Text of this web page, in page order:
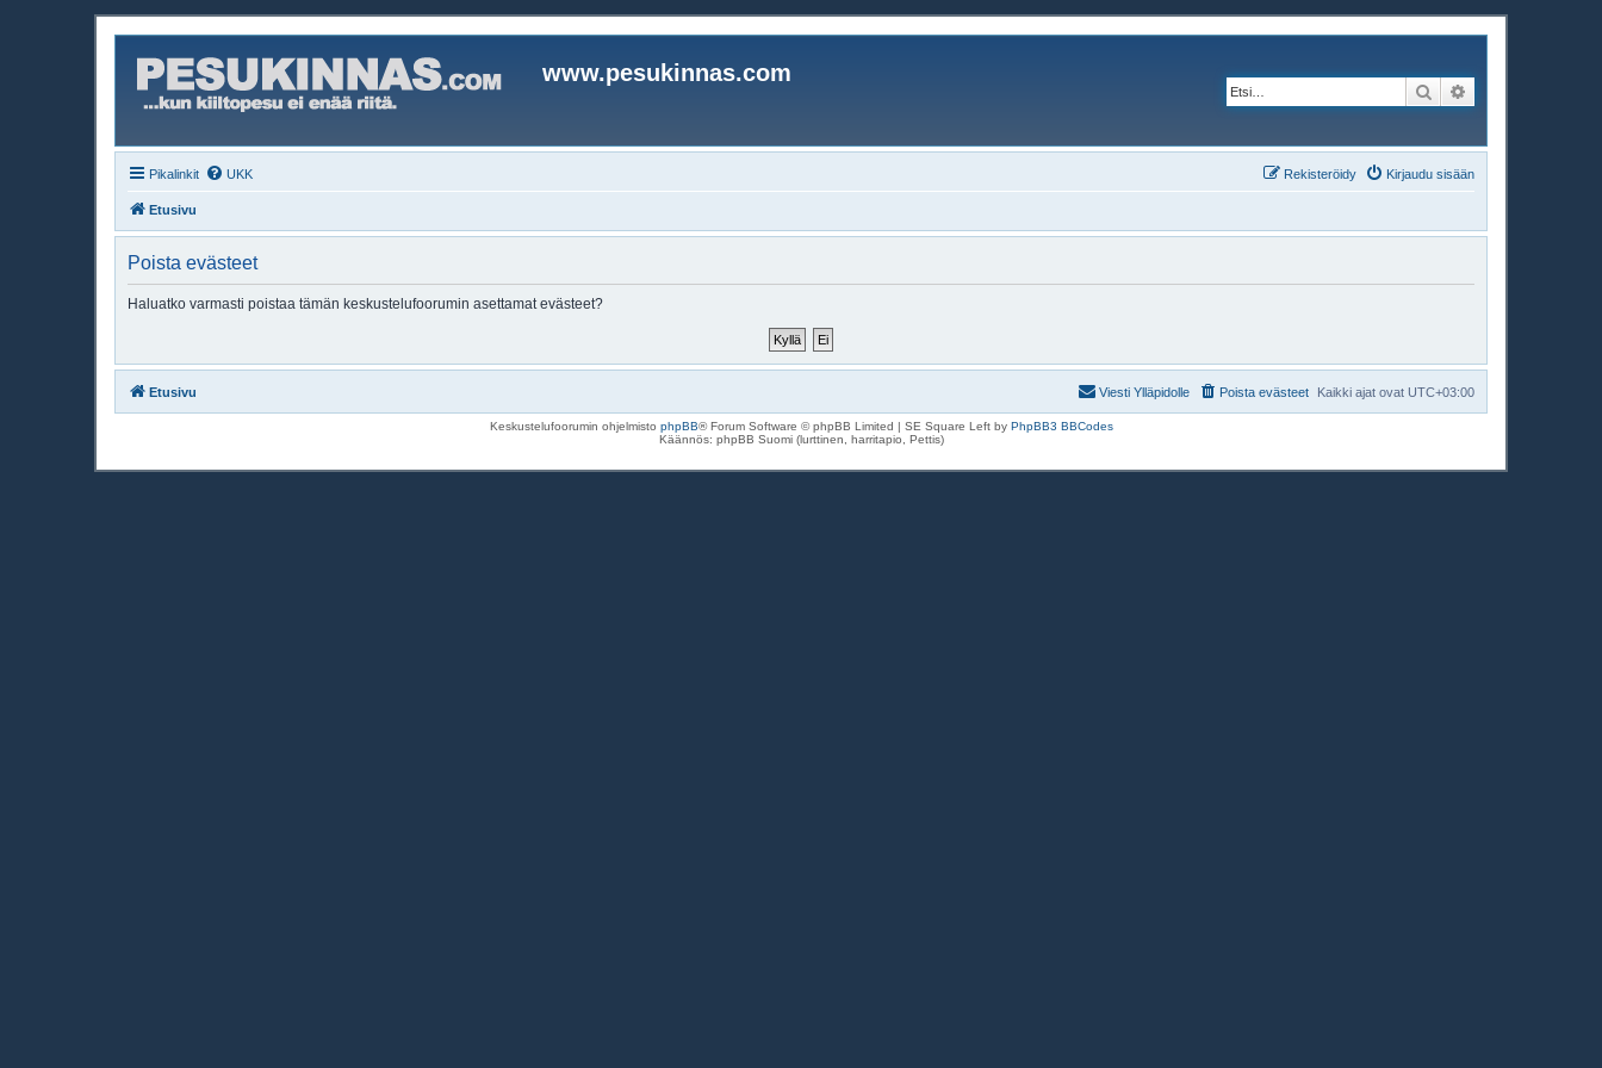
www.pesukinnas.com
Etsi
Pikalinkit UKK Kirjaudu sisään
Rekisteröidy
Etusivu
Poista evästeet
Haluatko varmasti poistaa tämän keskustelufoorumin asettamat evästeet?
Etusivu Kaikki ajat ovat UTC+03:00
Poista evästeet
Viesti Ylläpidolle
Keskustelufoorumin ohjelmisto phpBB® Forum Software © phpBB Limited | SE Square Left by PhpBB3 BBCodes
Käännös: phpBB Suomi (lurttinen, harritapio, Pettis)